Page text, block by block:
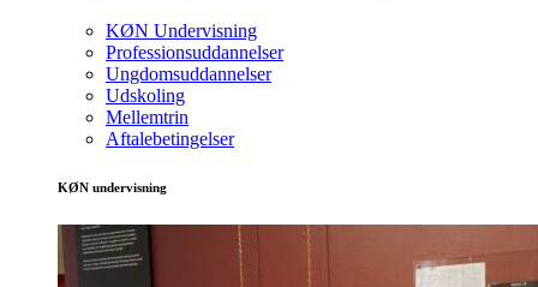
KØN Undervisning
Professionsuddannelser
Ungdomsuddannelser
Udskoling
Mellemtrin
Aftalebetingelser
KØN undervisning